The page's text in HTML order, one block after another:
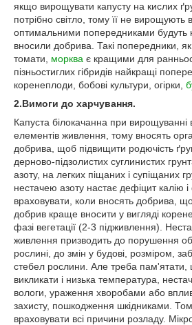
якщо вирощувати капусту на кислих
потрібно світло, тому її не вирощують
оптимальними попередниками будуть
вносили добрива. Такі попередники, як
томати, морква є кращими для
пізньостиглих гібридів найкращі
коренеплоди, бобові культури, огірки,
2.Вимоги до харчування.
Капуста білокачанна при вирощуванні
елементів живлення, тому вносять
добрива, щоб підвищити родючість
дерново-підзолистих суглинистих
азоту, на легких піщаних і супіщаних
нестачею азоту настає дефіцит калію
враховувати, коли вносять добрива,
добрив краще вносити у вигляді
фазі вегетації (2-3 підживлення).
живлення призводить до порушення
рослині, до змін у будові, розміром,
стебел рослини. Але треба пам'ятати,
викликати і низька температура,
вологи, ураження хворобами або вплив
захисту, пошкодження шкідниками.
враховувати всі причини розладу.